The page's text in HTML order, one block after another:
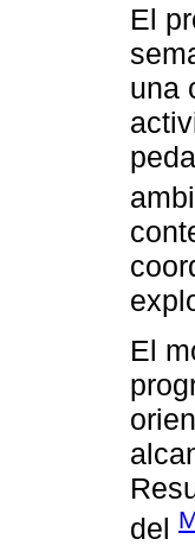
El
una
El
del